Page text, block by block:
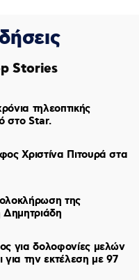
Stories
τηλεοπτικής
στο Star.
Χριστίνα Πιτουρά στα
της
για δολοφονίες μελών
για την εκτέλεση με 97